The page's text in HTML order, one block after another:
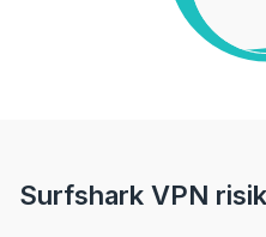
Surfshark VPN